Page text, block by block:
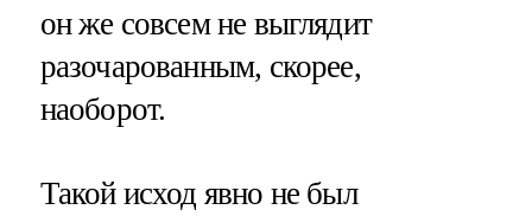
он же совсем не выглядит
разочарованным, скорее,
наоборот.
Такой исход явно не был